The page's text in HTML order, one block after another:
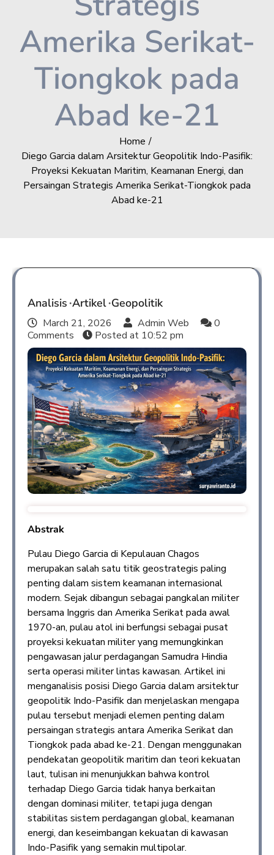
Amerika Serikat-
Tiongkok pada
Abad ke-21
Home
Diego Garcia dalam Arsitektur Geopolitik Indo-Pasifik:
Proyeksi Kekuatan Maritim, Keamanan Energi, dan
Persaingan Strategis Amerika Serikat-Tiongkok pada
Abad ke-21
Analisis Artikel Geopolitik
March 21, 2026 Admin Web
0
Comments
Posted at 10:52 pm
Abstrak
Pulau Diego Garcia di Kepulauan Chagos
merupakan salah satu titik geostrategis paling
penting dalam sistem keamanan internasional
modern. Sejak dibangun sebagai pangkalan militer
bersama Inggris dan Amerika Serikat pada awal
1970-an, pulau atol ini berfungsi sebagai pusat
proyeksi kekuatan militer yang memungkinkan
pengawasan jalur perdagangan Samudra Hindia
serta operasi militer lintas kawasan. Artikel ini
menganalisis posisi Diego Garcia dalam arsitektur
geopolitik Indo-Pasifik dan menjelaskan mengapa
pulau tersebut menjadi elemen penting dalam
persaingan strategis antara Amerika Serikat dan
Tiongkok pada abad ke-21. Dengan menggunakan
pendekatan geopolitik maritim dan teori kekuatan
laut, tulisan ini menunjukkan bahwa kontrol
terhadap Diego Garcia tidak hanya berkaitan
dengan dominasi militer, tetapi juga dengan
stabilitas sistem perdagangan global, keamanan
energi, dan keseimbangan kekuatan di kawasan
Indo-Pasifik yang semakin multipolar.